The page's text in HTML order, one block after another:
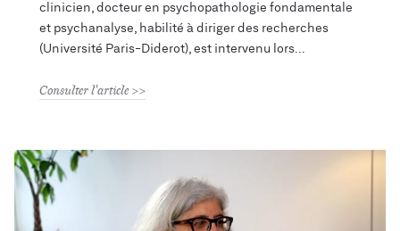
clinicien, docteur en psychopathologie fondamentale
et psychanalyse, habilité à diriger des recherches
(Université Paris-Diderot), est intervenu lors
Consulter l'article